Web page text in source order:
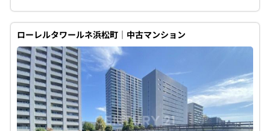
ローレルタワールネ浜松町｜中古マンション